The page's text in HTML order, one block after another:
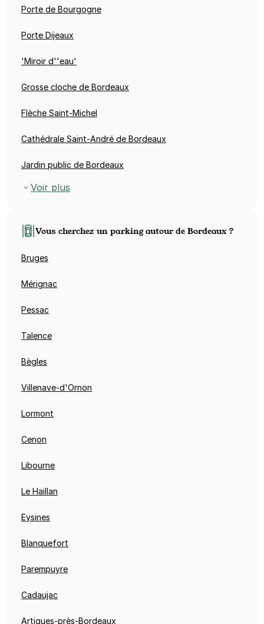
Porte de Bourgogne
Porte Dijeaux
'Miroir d''eau'
Grosse cloche de Bordeaux
Flèche Saint-Michel
Cathédrale Saint-André de Bordeaux
Jardin public de Bordeaux
Voir plus
Vous cherchez un parking autour de Bordeaux ?
Bruges
Mérignac
Pessac
Talence
Bègles
Villenave-d'Ornon
Lormont
Cenon
Libourne
Le Haillan
Eysines
Blanquefort
Parempuyre
Cadaujac
Artigues-près-Bordeaux